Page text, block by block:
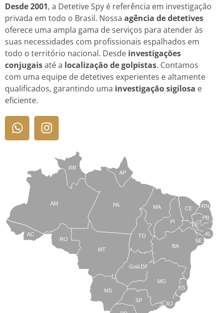
Desde 2001, a Detetive Spy é referência em investigação
privada em todo o Brasil. Nossa agência de detetives
oferece uma ampla gama de serviços para atender às
suas necessidades com profissionais espalhados em
todo o território nacional. Desde investigações
conjugaisaté a localização de golpistas. Contamos
com uma equipe de detetives experientes e altamente
qualificados, garantindo uma investigação sigilosa e
eficiente.
TO
BA
SE
PE
AL
RN
CE
PI
MA
AP
PA
RR
AM
AC
RO
MT
MS
Goiás
SP
MG
RJ
ES
DF
PB